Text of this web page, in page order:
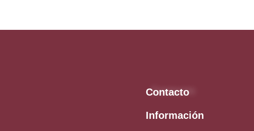
Contacto
Información